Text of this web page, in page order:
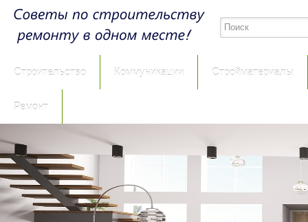
Строительство Коммуникации Стройматериалы
Ремонт